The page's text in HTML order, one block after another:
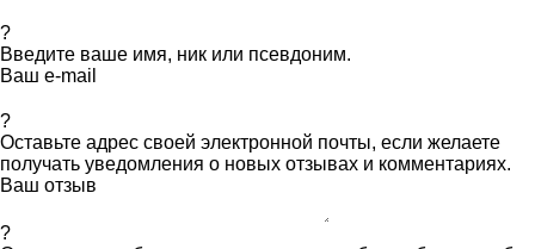
?
Введите ваше имя, ник или псевдоним.
Ваш e-mail
?
Оставьте адрес своей электронной почты, если желаете
получать уведомления о новых отзывах и комментариях.
Ваш отзыв
?